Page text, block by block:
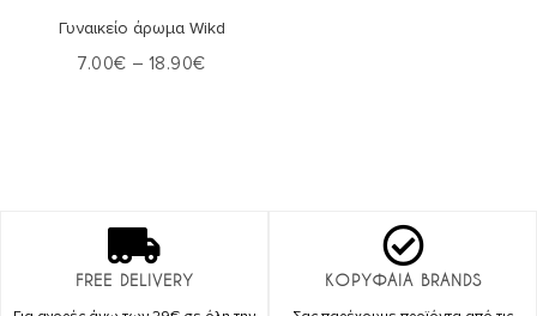
Γυναικείο άρωμα Wikd
7.00€ – 18.90€
FREE DELIVERY ΚΟΡΥΦΑΙΑ BRANDS